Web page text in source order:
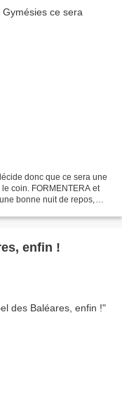
donc que ce sera une
coin. FORMENTERA et
bonne nuit de repos,
enfin !